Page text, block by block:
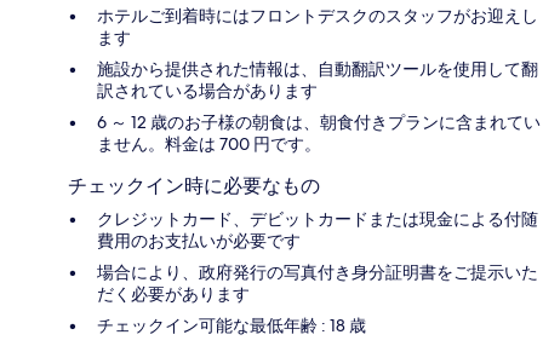
ホテルご到着時にはフロントデスクのスタッフがお迎えし
ます
施設から提供された情報は、自動翻訳ツールを使用して翻
訳されている場合があります
6 ～ 12 歳のお子様の朝食は、朝食付きプランに含まれてい
ません。料金は 700 円です。
チェックイン時に必要なもの
クレジットカード、デビットカードまたは現金による付随
費用のお支払いが必要です
場合により、政府発行の写真付き身分証明書をご提示いた
だく必要があります
チェックイン可能な最低年齢 : 18 歳